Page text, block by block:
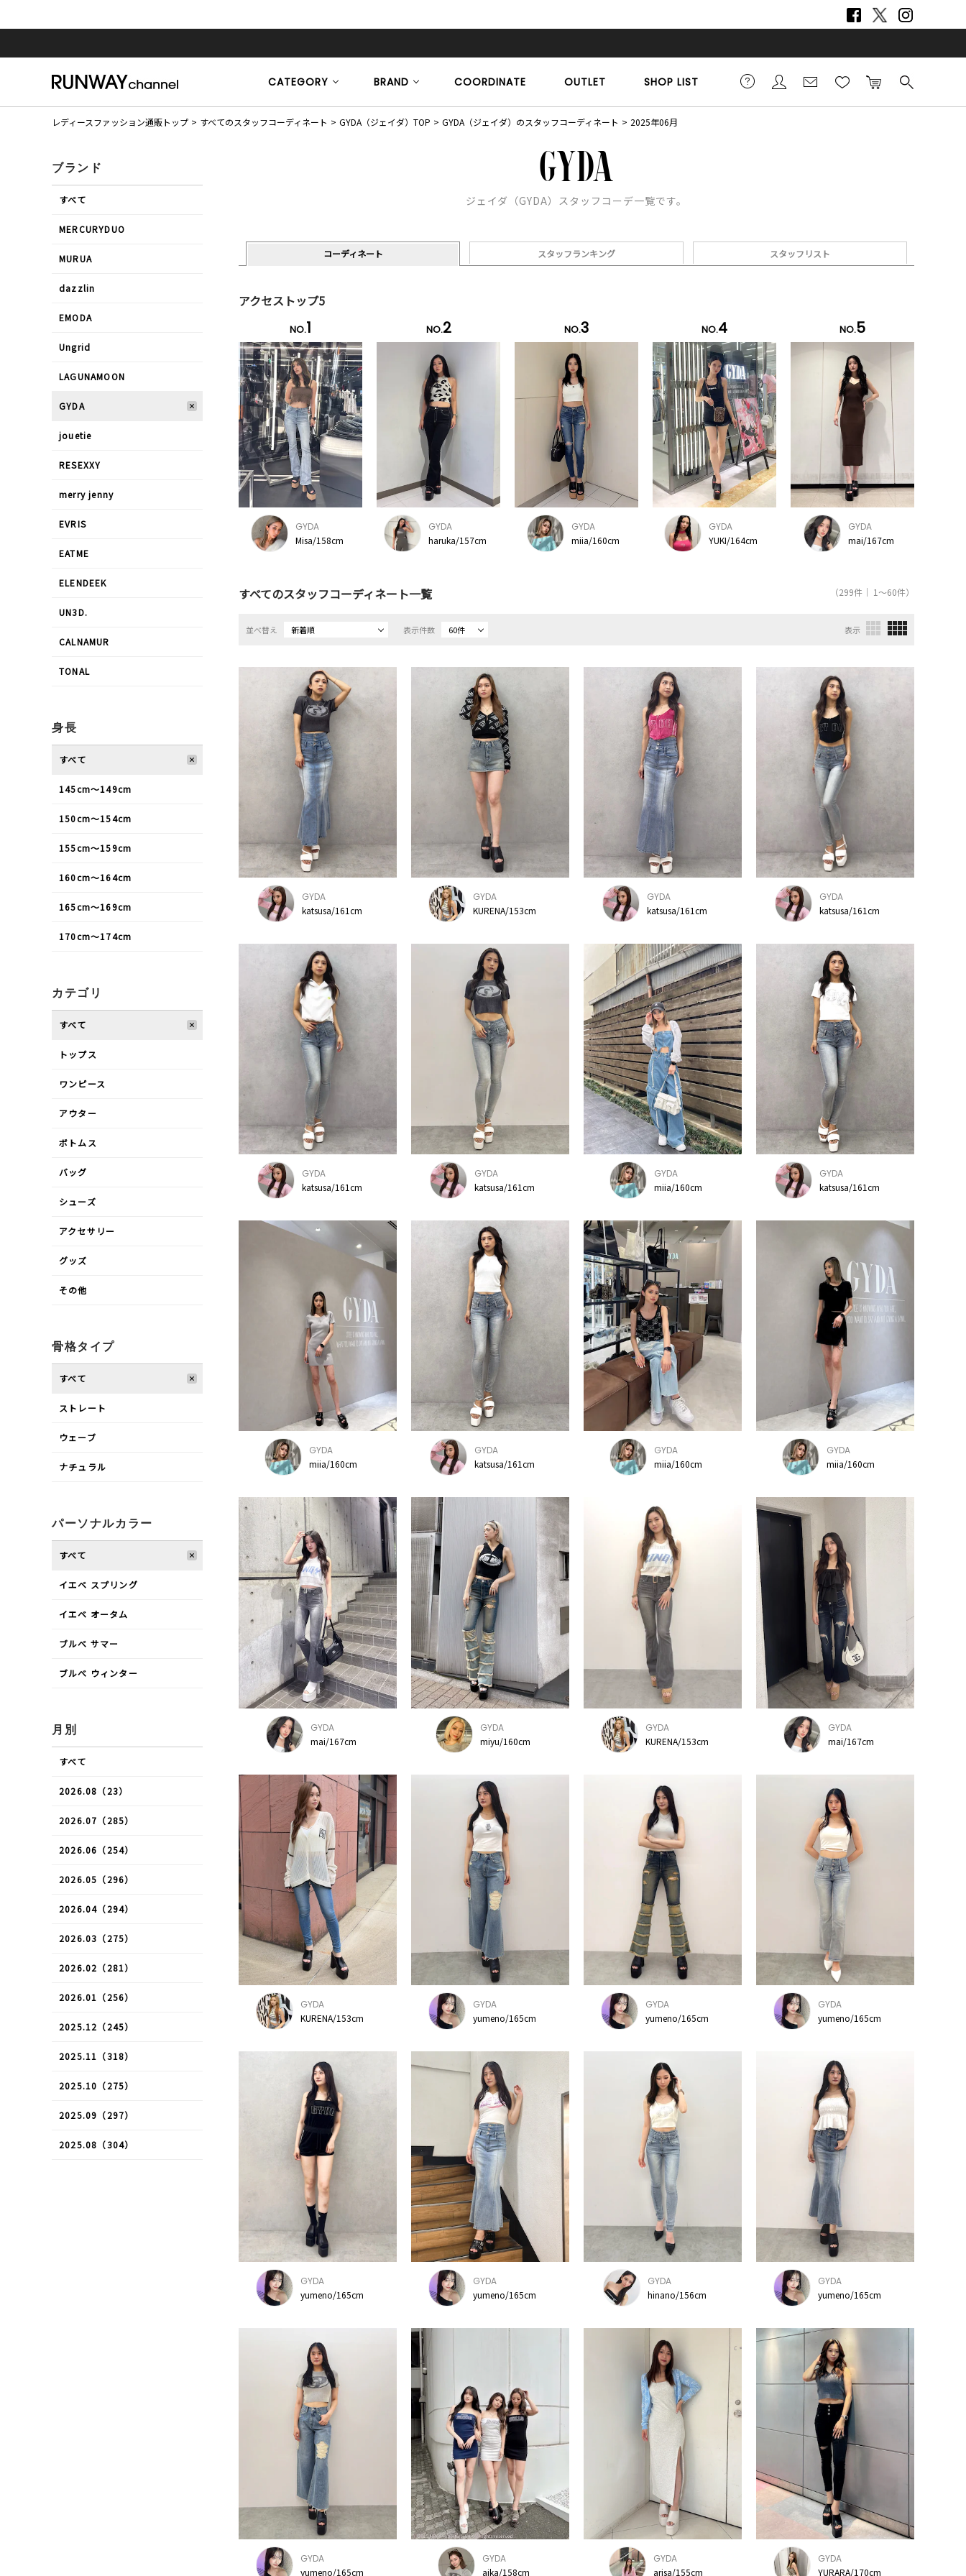
CATEGORY BRAND COORDINATE OUTLET SHOP LIST
レディースファッション通販トップ すべてのスタッフコーディネート GYDA（ジェイダ）TOP GYDA（ジェイダ）のスタッフコーディネート 2025年06月
ジェイダ（GYDA）スタッフコーデ一覧です。
コーディネート スタッフランキング スタッフリスト
アクセストップ5
NO.1
GYDA
Misa/158cm
NO.2
GYDA
haruka/157cm
NO.3
GYDA
miia/160cm
NO.4
GYDA
YUKI/164cm
NO.5
GYDA
mai/167cm
すべてのスタッフコーディネート一覧 （299件｜ 1～60件）
並べ替え 新着順 表示件数 60件 表示
GYDA
katsusa/161cm
GYDA
KURENA/153cm
GYDA
katsusa/161cm
GYDA
katsusa/161cm
GYDA
katsusa/161cm
GYDA
katsusa/161cm
GYDA
miia/160cm
GYDA
katsusa/161cm
GYDA
miia/160cm
GYDA
katsusa/161cm
GYDA
miia/160cm
GYDA
miia/160cm
GYDA
mai/167cm
GYDA
miyu/160cm
GYDA
KURENA/153cm
GYDA
mai/167cm
GYDA
KURENA/153cm
GYDA
yumeno/165cm
GYDA
yumeno/165cm
GYDA
yumeno/165cm
GYDA
yumeno/165cm
GYDA
yumeno/165cm
GYDA
hinano/156cm
GYDA
yumeno/165cm
GYDA
yumeno/165cm
GYDA
aika/158cm
GYDA
arisa/155cm
GYDA
YURARA/170cm
ブランド
すべて
MERCURYDUO
MURUA
dazzlin
EMODA
Ungrid
LAGUNAMOON
GYDA
jouetie
RESEXXY
merry jenny
EVRIS
EATME
ELENDEEK
UN3D.
CALNAMUR
TONAL
身長
すべて
145cm〜149cm
150cm〜154cm
155cm〜159cm
160cm〜164cm
165cm〜169cm
170cm〜174cm
カテゴリ
すべて
トップス
ワンピース
アウター
ボトムス
バッグ
シューズ
アクセサリー
グッズ
その他
骨格タイプ
すべて
ストレート
ウェーブ
ナチュラル
パーソナルカラー
すべて
イエベ スプリング
イエベ オータム
ブルべ サマー
ブルべ ウィンター
月別
すべて
2026.08（23）
2026.07（285）
2026.06（254）
2026.05（296）
2026.04（294）
2026.03（275）
2026.02（281）
2026.01（256）
2025.12（245）
2025.11（318）
2025.10（275）
2025.09（297）
2025.08（304）